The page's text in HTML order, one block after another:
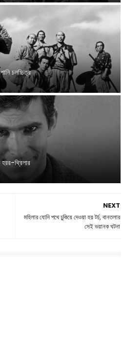
চলচ্চিত্র
হরর-থ্রিলার
NEXT
মহিলার যোনি পথে ঢুকিয়ে দেওয়া হয় টর্চ, বানতলার
সেই ভয়ানক ঘটনা